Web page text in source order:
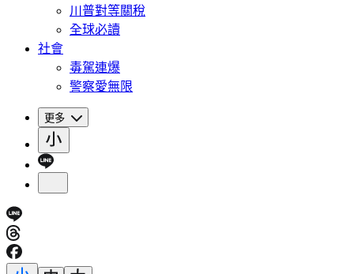
川普對等關稅
全球必讀
社會
毒駕連爆
警察愛無限
更多